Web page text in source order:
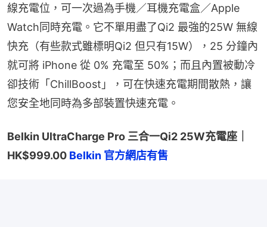
線充電位，可一次過為手機／耳機充電盒／Apple
Watch同時充電。它不單用盡了Qi2 最強的25W 無線
快充（有些款式雖標明Qi2 但只有15W），25 分鐘內
就可將 iPhone 從 0% 充電至 50%；而且內置被動冷
卻技術「ChillBoost」，可在快速充電期間散熱，讓
您安全地同時為多部裝置快速充電。
Belkin UltraCharge Pro 三合一Qi2 25W充電座｜
HK$999.00 Belkin 官方網店有售